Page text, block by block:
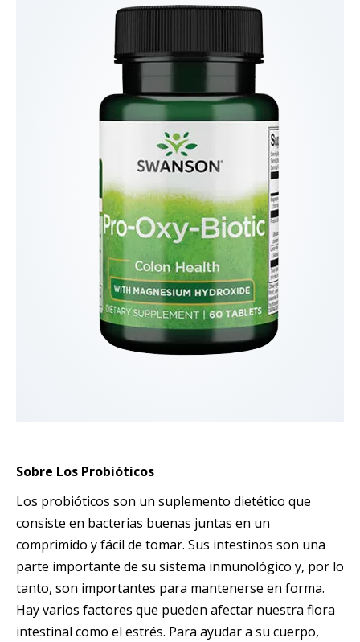
Sobre Los Probióticos
Los probióticos son un suplemento dietético que
consiste en bacterias buenas juntas en un
comprimido y fácil de tomar. Sus intestinos son una
parte importante de su sistema inmunológico y, por lo
tanto, son importantes para mantenerse en forma.
Hay varios factores que pueden afectar nuestra flora
intestinal como el estrés. Para ayudar a su cuerpo,